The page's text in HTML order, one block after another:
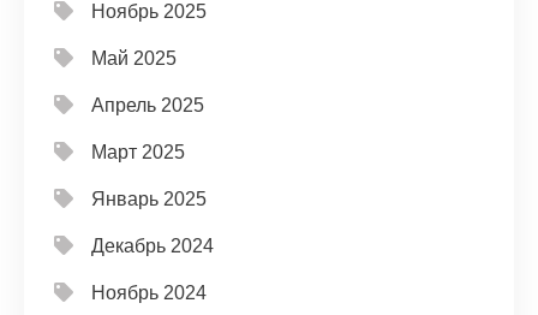
Ноябрь 2025
Май 2025
Апрель 2025
Март 2025
Январь 2025
Декабрь 2024
Ноябрь 2024